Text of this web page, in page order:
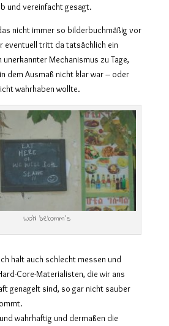
und vereinfacht gesagt.
nicht immer so bilderbuchmäßig vor
eventuell tritt da tatsächlich ein
Mechanismus zu Tage,
dem Ausmaß nicht klar war – oder
wahrhaben wollte.
Wohl bekomm’s
halt auch schlecht messen und
Core-Materialisten, die wir ans
genagelt sind, so gar nicht sauber
wahrhaftig und dermaßen die